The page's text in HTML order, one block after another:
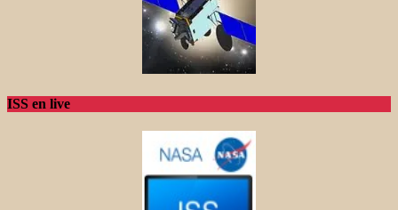
ISS en live